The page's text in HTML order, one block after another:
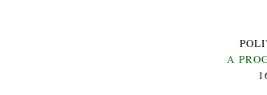
A